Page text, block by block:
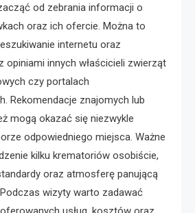
od zebrania informacji o
oraz ich ofercie. Można to
internetu oraz
opiniami innych właścicieli zwierząt
czy portalach
Rekomendacje znajomych lub
mogą okazać się niezwykle
odpowiedniego miejsca. Ważne
kilku krematoriów osobiście,
oraz atmosferę panującą
wizyty warto zadawać